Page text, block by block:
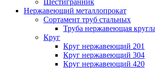
Шестигранник
Нержавеющий металлопрокат
Сортамент труб стальных
Труба нержавеющая
Круг
Круг нержавеющий 201
Круг нержавеющий 304
Круг нержавеющий 420